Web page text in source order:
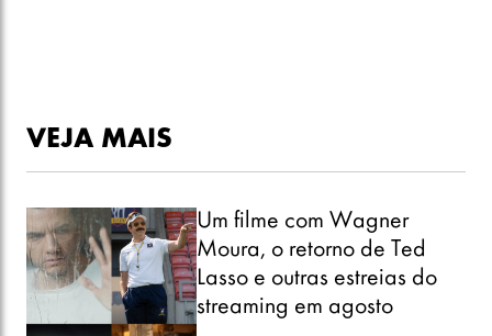
VEJA MAIS
Um filme com Wagner
Moura, o retorno de Ted
Lasso e outras estreias do
streaming em agosto